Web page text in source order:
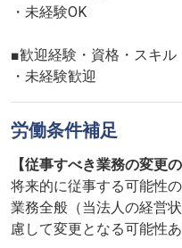
・未経験OK
■歓迎経験・資格・スキル
・未経験歓迎
労働条件補足
【従事すべき業務の変更の
将来的に従事する可能性
業務全般（当法人の経営
慮して変更となる可能性あ